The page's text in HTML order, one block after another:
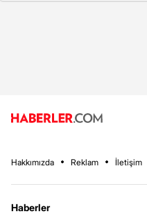
Hakkımızda Reklam İletişim
Haberler